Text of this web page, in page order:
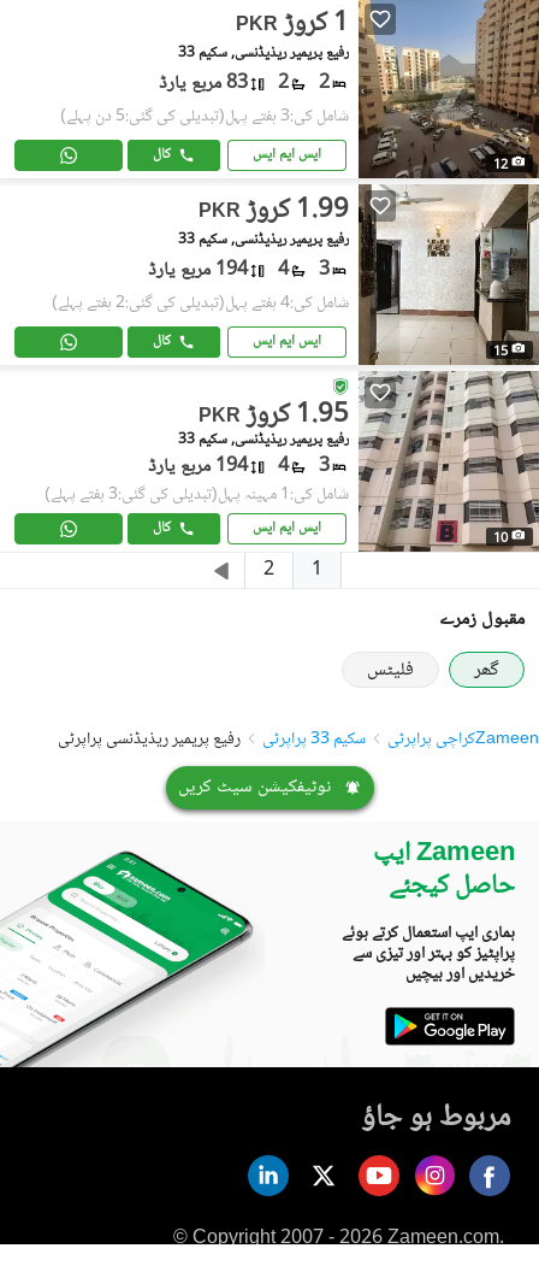
12
PKR 1 کروڑ
رفیع پریمیر ریذیڈنسی, سکیم 33
2
2 83 مربع یارڈ
شامل کی:3 ہفتے پہل (تبدیلی کی گئی:5 دن پہلے)
ایس ایم ایس کال
15
PKR 1.99 کروڑ
رفیع پریمیر ریذیڈنسی, سکیم 33
3
4 194 مربع یارڈ
شامل کی:4 ہفتے پہل (تبدیلی کی گئی:2 ہفتے پہلے)
ایس ایم ایس کال
10
PKR 1.95 کروڑ
رفیع پریمیر ریذیڈنسی, سکیم 33
3
4 194 مربع یارڈ
شامل کی:1 مہینہ پہل (تبدیلی کی گئی:3 ہفتے پہلے)
ایس ایم ایس کال
1
2
مقبول زمرے
گھر
فلیٹس
Zameenکراچی پراپرٹی سکیم 33 پراپرٹی رفیع پریمیر ریذیڈنسی پراپرٹی
نوٹیفکیشن سیٹ کریں
Zameen ایپ
حاصل کیجئے
ہماری ایپ استعمال کرتے ہوئے
پراپٹیز کو بہتر اور تیزی سے
خریدیں اور بیچیں
مربوط ہو جاؤ
© Copyright 2007 - 2026 Zameen.com.